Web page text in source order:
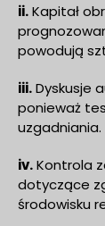
ii.Kapitał
powodują
iii.Dyskusje
ponieważ
uzgadniania.
iv.Kontrola
dotyczące
środowisku